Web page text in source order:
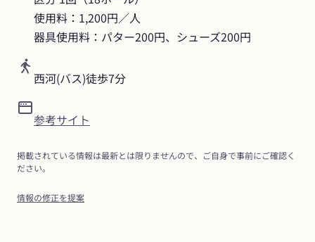
使用料：1,200円／人
器具使用料：パター200円、シューズ200円
西河(バス)徒歩7分
参考サイト
掲載されている情報は最新とは限りませんので、ご自身で事前にご確認く
ださい。
情報の修正を提案